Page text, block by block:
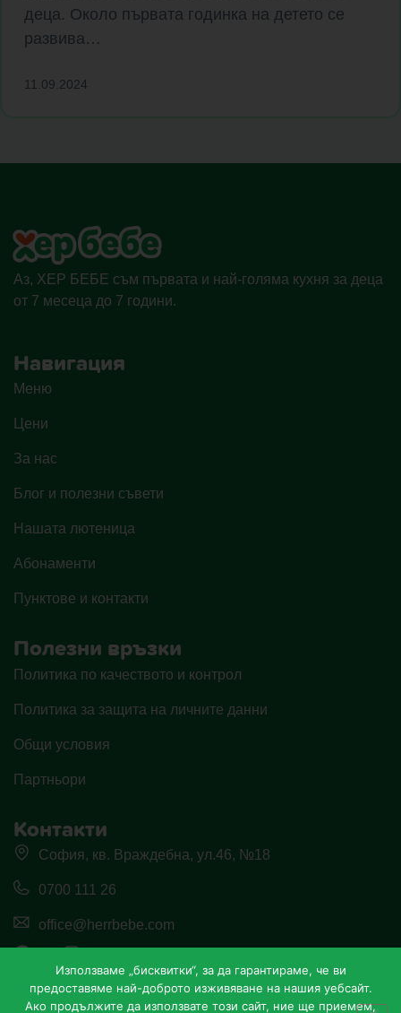
деца. Около първата годинка на детето се
развива…
11.09.2024
Аз, ХЕР БЕБЕ съм първата и най-голяма кухня за деца
от 7 месеца до 7 години.
Навигация
Меню
Цени
За нас
Блог и полезни съвети
Нашата лютеница
Абонаменти
Пунктове и контакти
Полезни връзки
Политика по качеството и контрол
Политика за защита на личните данни
Общи условия
Партньори
Контакти
София, кв. Враждебна, ул.46, №18
0700 111 26
office@herrbebe.com
Използваме „бисквитки“, за да гарантираме, че ви
предоставяме най-доброто изживяване на нашия уебсайт.
Ако продължите да използвате този сайт, ние ще приемем,